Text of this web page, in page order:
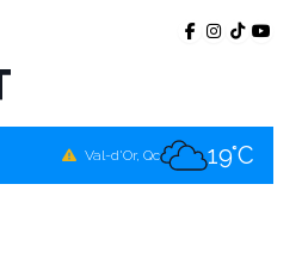
Val-d'Or, Qc 19°C